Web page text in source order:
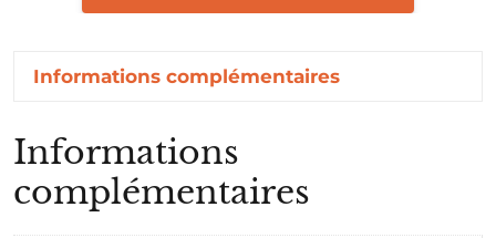
Informations complémentaires
Informations
complémentaires